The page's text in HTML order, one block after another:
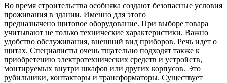
Во время строительства особняка создают безопасные условия
проживания в здании. Именно для этого
предназначено щитовое оборудование. При выборе товара
учитывают не только технические характеристики. Важно
удобство обслуживания, внешний вид приборов. Речь идет о
щитах. Специалисты очень тщательно подходят также к
приобретению электротехнических средств и устройств,
монтируемых внутри шкафов или других корпусов. Это
рубильники, контакторы и трансформаторы. Существует